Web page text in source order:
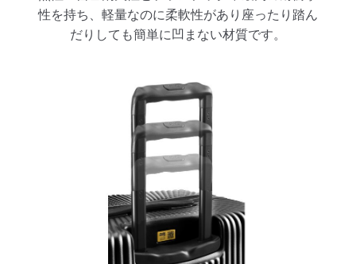
性を持ち、軽量なのに柔軟性があり座ったり踏ん
だりしても簡単に凹まない材質です。